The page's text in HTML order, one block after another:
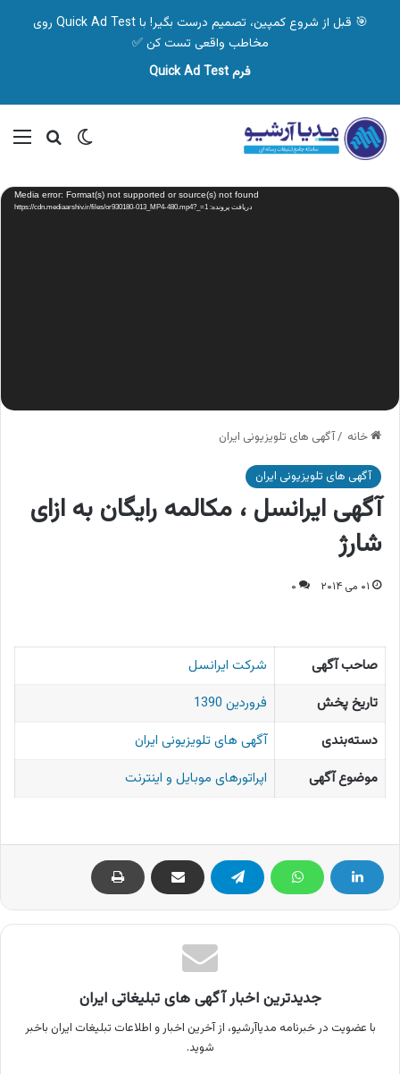
🎯 قبل از شروع کمپین، تصمیم درست بگیر! با Quick Ad Test روی
مخاطب واقعی تست کن ✅
فرم Quick Ad Test
تغییر پوسته
نمایشگر
ویدیو Media error: Format(s) not supported or source(s) not found
دریافت پرونده: https://cdn.mediaarshiv.ir/files/or930180-013_MP4-480.mp4?_=1
خانه /آگهی های تلویزیونی ایران
آگهی های تلویزیونی ایران
آگهی ایرانسل ، مکالمه رایگان به ازای
شارژ
۰۱ می ۲۰۱۴ ۰
صاحب آگهی
شرکت ایرانسل
تاریخ پخش
فروردین 1390
دسته‌بندی
آگهی های تلویزیونی ایران
موضوع آگهی
اپراتورهای موبایل و اینترنت
جدیدترین اخبار آگهی های تبلیغاتی ایران
با عضویت در خبرنامه مدیاآرشیو، از آخرین اخبار و اطلاعات تبلیغات ایران باخبر
شوید.